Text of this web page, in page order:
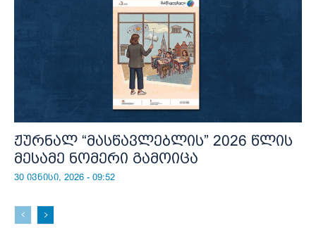
ჟურნალ “მასწავლებლის” 2026 წლის
მესამე ნომერი გამოიცა
30 ივნისი, 2026 - 09:52